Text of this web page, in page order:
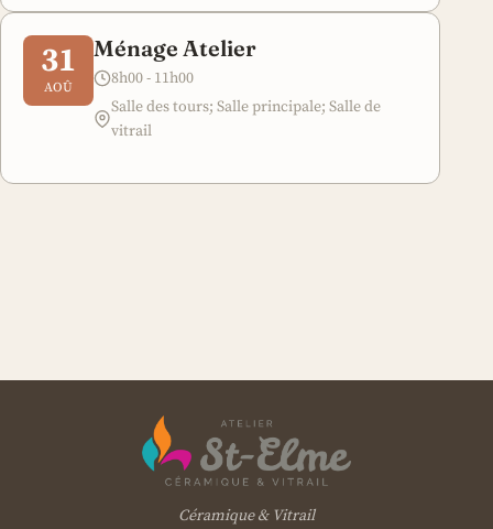
31
AOÛ
Ménage Atelier
8h00 - 11h00
Salle des tours; Salle principale; Salle de
vitrail
Céramique & Vitrail